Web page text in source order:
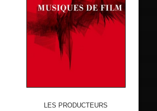
LES PRODUCTEURS